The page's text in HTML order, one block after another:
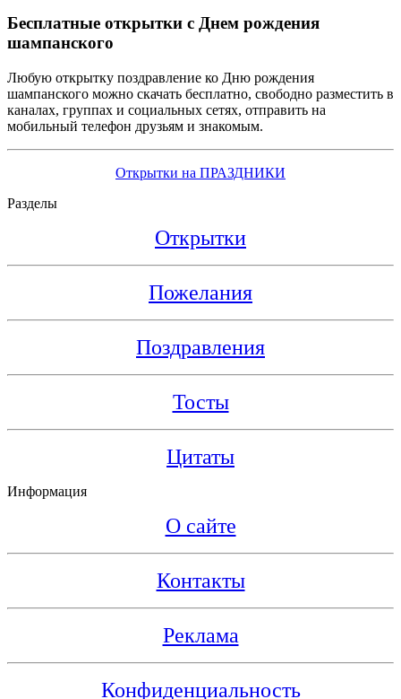
Бесплатные открытки с Днем рождения
шампанского
Любую открытку поздравление ко Дню рождения
шампанского можно скачать бесплатно, свободно разместить в
каналах, группах и социальных сетях, отправить на
мобильный телефон друзьям и знакомым.
Открытки на ПРАЗДНИКИ
Разделы
Открытки
Пожелания
Поздравления
Тосты
Цитаты
Информация
О сайте
Контакты
Реклама
Конфиденциальность